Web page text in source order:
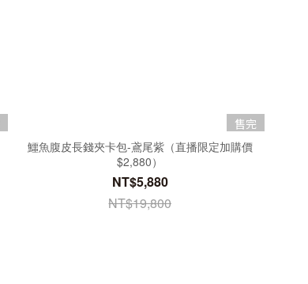
售完
鱷魚腹皮長錢夾卡包-鳶尾紫（直播限定加購價
$2,880）
NT$5,880
NT$19,800